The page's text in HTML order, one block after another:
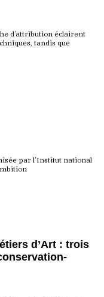
d’attribution éclairent
tandis que
par l’Institut national
d’Art : trois